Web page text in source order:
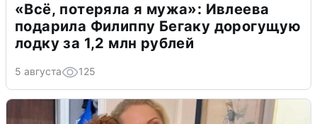
«Всё, потеряла я мужа»: Ивлеева
подарила Филиппу Бегаку дорогущую
лодку за 1,2 млн рублей
5 августа 125